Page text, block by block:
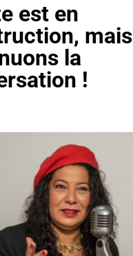
est en
mais
la
!